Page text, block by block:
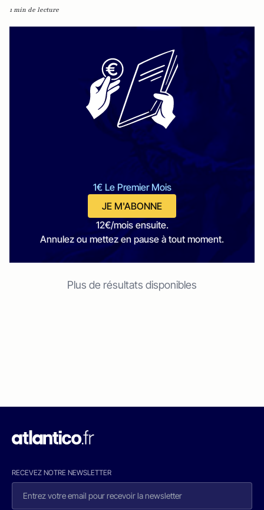
1 min de lecture
1€ Le Premier Mois
JE M'ABONNE
12€/mois ensuite.
Annulez ou mettez en pause à tout moment.
Plus de résultats disponibles
RECEVEZ NOTRE NEWSLETTER